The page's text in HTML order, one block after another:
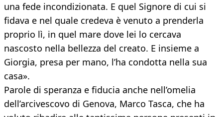
una fede incondizionata. E quel Signore di cui si
fidava e nel quale credeva è venuto a prenderla
proprio lì, in quel mare dove lei lo cercava
nascosto nella bellezza del creato. E insieme a
Giorgia, presa per mano, l’ha condotta nella sua
casa».
Parole di speranza e fiducia anche nell’omelia
dell’arcivescovo di Genova, Marco Tasca, che ha